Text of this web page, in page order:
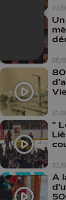
27/
05/
31/
31/
"
A